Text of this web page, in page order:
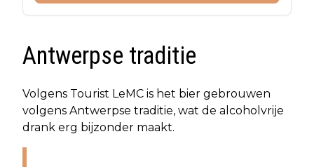
Antwerpse traditie
Volgens Tourist LeMC is het bier gebrouwen
volgens Antwerpse traditie, wat de alcoholvrije
drank erg bijzonder maakt.